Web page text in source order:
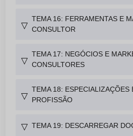
▽
TEMA 16: FERRAMENTAS E
CONSULTOR
▽
TEMA 17: NEGÓCIOS E
CONSULTORES
▽
TEMA 18: ESPECIALIZAÇÕES
PROFISSÃO
▽ TEMA 19: DESCARREGAR